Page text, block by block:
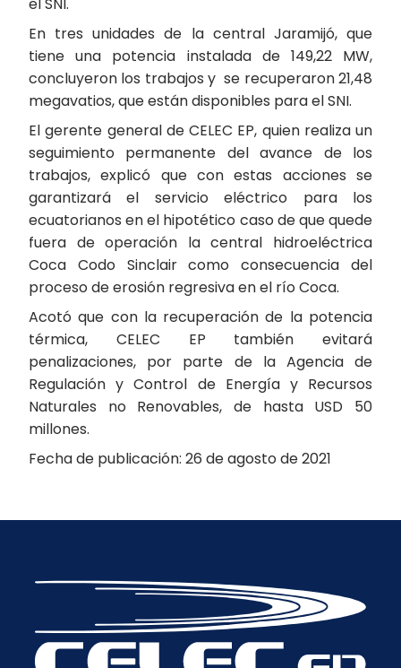
En tres unidades de la central Jaramijó, que
tiene una potencia instalada de 149,22 MW,
concluyeron los trabajos y se recuperaron 21,48
megavatios, que están disponibles para el SNI.
El gerente general de CELEC EP, quien realiza un
seguimiento permanente del avance de los
trabajos, explicó que con estas acciones se
garantizará el servicio eléctrico para los
ecuatorianos en el hipotético caso de que quede
fuera de operación la central hidroeléctrica
Coca Codo Sinclair como consecuencia del
proceso de erosión regresiva en el río Coca.
Acotó que con la recuperación de la potencia
térmica, CELEC EP también evitará
penalizaciones, por parte de la Agencia de
Regulación y Control de Energía y Recursos
Naturales no Renovables, de hasta USD 50
millones.
Fecha de publicación: 26 de agosto de 2021